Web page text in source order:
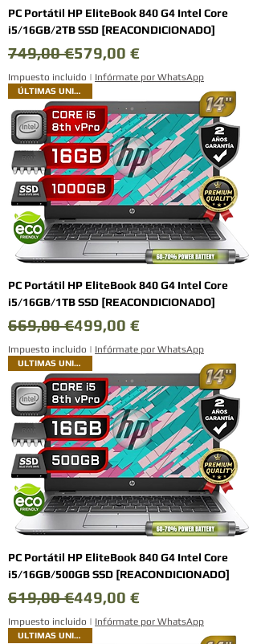
PC Portátil HP EliteBook 840 G4 Intel Core
i5/16GB/2TB SSD [REACONDICIONADO]
Precio
749,00 €
Precio de oferta
579,00 €
Impuesto incluido | Infórmate por WhatsApp
ÚLTIMAS UNIDADES
PC Portátil HP EliteBook 840 G4 Intel Core
i5/16GB/1TB SSD [REACONDICIONADO]
Precio
669,00 €
Precio de oferta
499,00 €
Impuesto incluido | Infórmate por WhatsApp
ULTIMAS UNIDADES
PC Portátil HP EliteBook 840 G4 Intel Core
i5/16GB/500GB SSD [REACONDICIONADO]
Precio
619,00 €
Precio de oferta
449,00 €
Impuesto incluido | Infórmate por WhatsApp
ULTIMAS UNIDADES